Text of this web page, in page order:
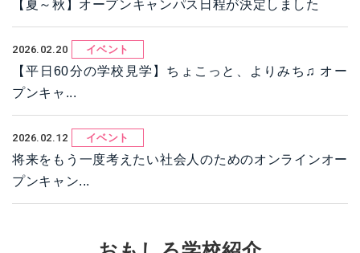
【夏～秋】オープンキャンパス日程が決定しました
2026.02.20 イベント
【平日60分の学校見学】ちょこっと、よりみち♫ オー
プンキャ...
2026.02.12 イベント
将来をもう一度考えたい社会人のためのオンラインオー
プンキャン...